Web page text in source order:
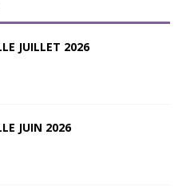
JUILLET 2026
JUIN 2026